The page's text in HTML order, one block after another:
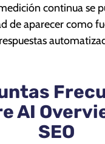
continua se
de aparecer como
AI
SEO